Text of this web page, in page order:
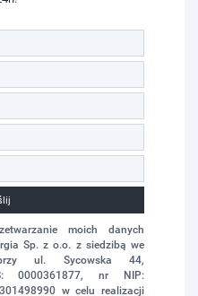
moich danych
Sp. z o.o. z siedzibą we
ul. Sycowska 44,
0000361877, nr NIP:
w celu realizacji